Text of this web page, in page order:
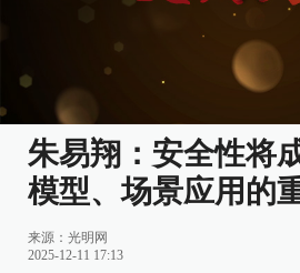
朱易翔：安全性将
模型、场景应用的
来源： 光明网
2025-12-11 17:13